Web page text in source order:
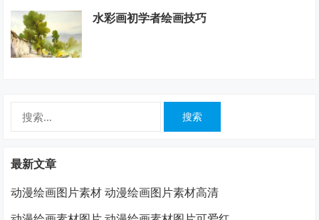
水彩画初学者绘画技巧
最新文章
动漫绘画图片素材 动漫绘画图片素材高清